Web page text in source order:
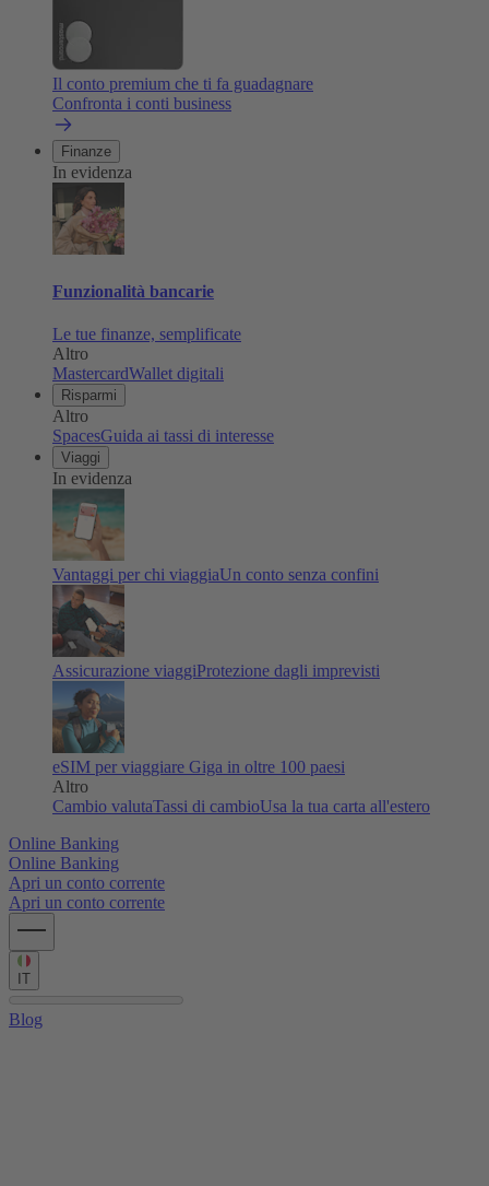
Il conto premium che ti fa guadagnare
Confronta i conti business
Finanze
In evidenza
Funzionalità bancarie
Le tue finanze, semplificate
Altro
MastercardWallet digitali
Risparmi
Altro
SpacesGuida ai tassi di interesse
Viaggi
In evidenza
Vantaggi per chi viaggiaUn conto senza confini
Assicurazione viaggiProtezione dagli imprevisti
eSIM per viaggiare Giga in oltre 100 paesi
Altro
Cambio valutaTassi di cambioUsa la tua carta all'estero
Online Banking
Online Banking
Apri un conto corrente
Apri un conto corrente
IT
Blog